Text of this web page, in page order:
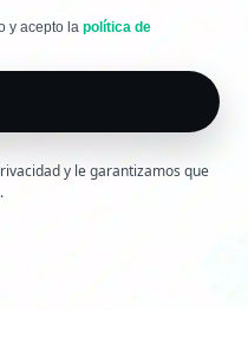
y acepto lapolítica de
y le garantizamos que